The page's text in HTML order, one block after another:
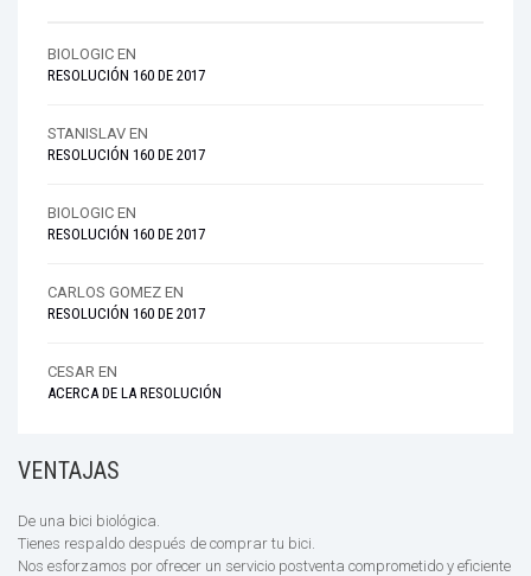
BIOLOGIC EN
RESOLUCIÓN 160 DE 2017
STANISLAV EN
RESOLUCIÓN 160 DE 2017
BIOLOGIC EN
RESOLUCIÓN 160 DE 2017
CARLOS GOMEZ EN
RESOLUCIÓN 160 DE 2017
CESAR EN
ACERCA DE LA RESOLUCIÓN
VENTAJAS
De una bici biológica.
Tienes respaldo después de comprar tu bici.
Nos esforzamos por ofrecer un servicio postventa comprometido y eficiente